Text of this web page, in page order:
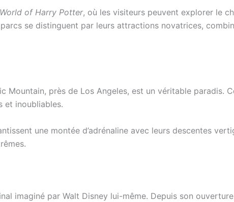
of Harry Potter, où les visiteurs peuvent explorer le
se distinguent par leurs attractions novatrices,
Mountain, près de Los Angeles, est un véritable
et inoubliables.
une montée d’adrénaline avec leurs descentes
imaginé par Walt Disney lui-même. Depuis son